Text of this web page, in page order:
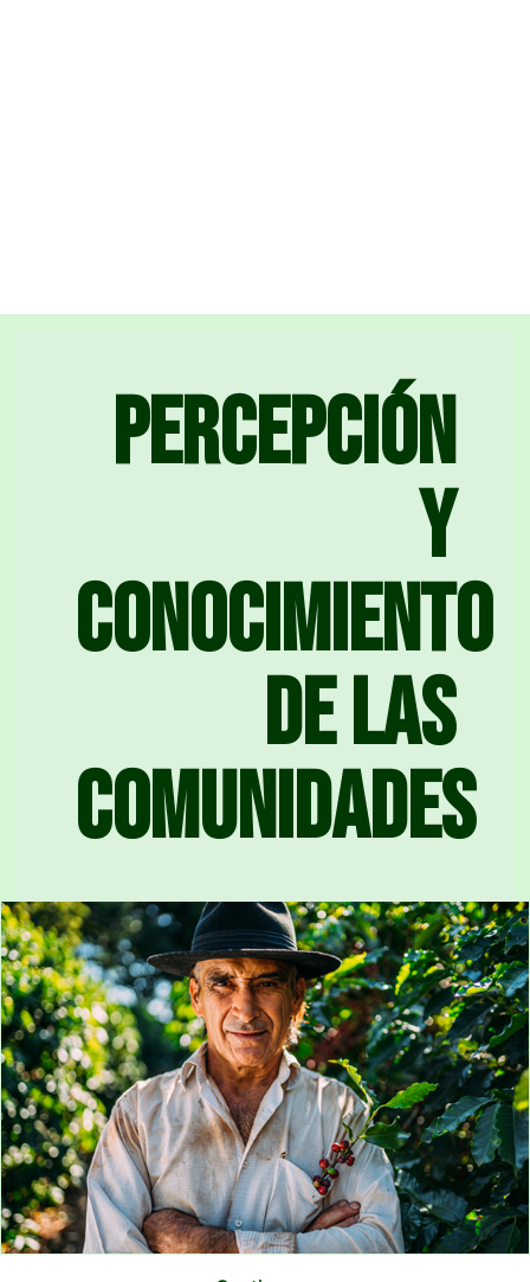
Percepción
y
conocimiento
de las
comunidades